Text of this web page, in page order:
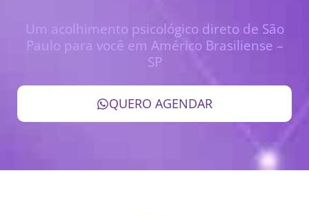
Um acolhimento psicológico direto de São
Paulo para você em Américo Brasiliense –
SP
QUERO AGENDAR